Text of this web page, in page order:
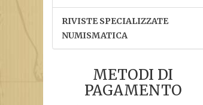
RIVISTE SPECIALIZZATE
NUMISMATICA
METODI DI
PAGAMENTO